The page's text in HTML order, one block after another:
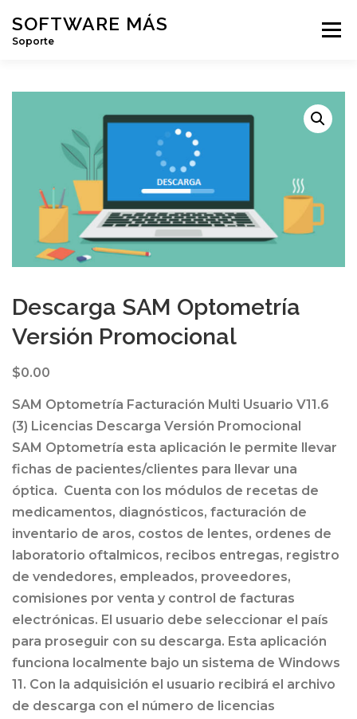
SOFTWARE MÁS
Soporte
Menú
MIS TICKETS MI CUENTA
Descarga SAM Optometría
Versión Promocional
$0.00
SAM Optometría Facturación Multi Usuario V11.6
(3) Licencias Descarga Versión Promocional
SAM Optometría esta aplicación le permite llevar
fichas de pacientes/clientes para llevar una
óptica. Cuenta con los módulos de recetas de
medicamentos, diagnósticos, facturación de
inventario de aros, costos de lentes, ordenes de
laboratorio oftalmicos, recibos entregas, registro
de vendedores, empleados, proveedores,
comisiones por venta y control de facturas
electrónicas. El usuario debe seleccionar el país
para proseguir con su descarga. Esta aplicación
funciona localmente bajo un sistema de Windows
11. Con la adquisición el usuario recibirá el archivo
de descarga con el número de licencias